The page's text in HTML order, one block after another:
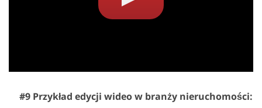
#9 Przykład edycji wideo w branży nieruchomości: